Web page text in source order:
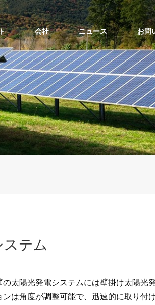
会社 ニュース お問
テム
太陽光発電システムには壁掛け太陽光
は角度が調整可能で、迅速的に取り付